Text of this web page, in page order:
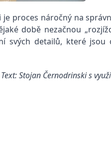
proces náročný na
době nezačnou
svých detailů, které jsou
Text: Stojan Černodrinski s